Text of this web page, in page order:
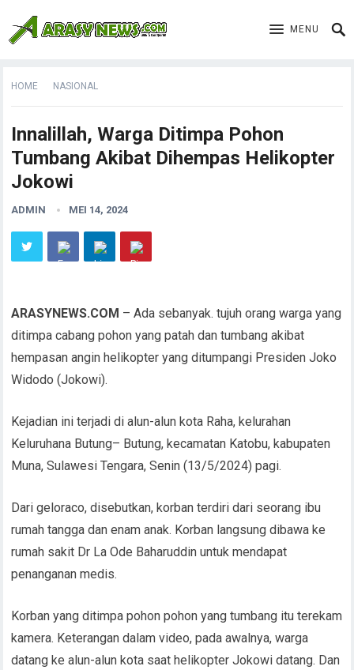
MENU
HOME NASIONAL
Innalillah, Warga Ditimpa Pohon
Tumbang Akibat Dihempas Helikopter
Jokowi
ADMIN MEI 14, 2024
ARASYNEWS.COM – Ada sebanyak. tujuh orang warga yang
ditimpa cabang pohon yang patah dan tumbang akibat
hempasan angin helikopter yang ditumpangi Presiden Joko
Widodo (Jokowi).
Kejadian ini terjadi di alun-alun kota Raha, kelurahan
Keluruhana Butung– Butung, kecamatan Katobu, kabupaten
Muna, Sulawesi Tengara, Senin (13/5/2024) pagi.
Dari geloraco, disebutkan, korban terdiri dari seorang ibu
rumah tangga dan enam anak. Korban langsung dibawa ke
rumah sakit Dr La Ode Baharuddin untuk mendapat
penanganan medis.
Korban yang ditimpa pohon pohon yang tumbang itu terekam
kamera. Keterangan dalam video, pada awalnya, warga
datang ke alun-alun kota saat helikopter Jokowi datang. Dan